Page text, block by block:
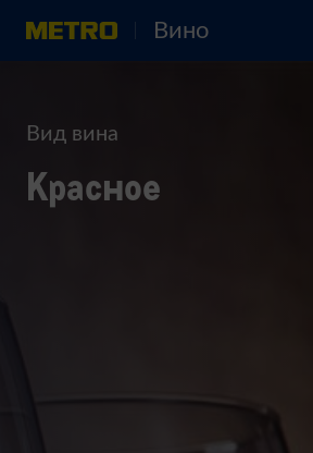
Вино
Вид вина
Красное